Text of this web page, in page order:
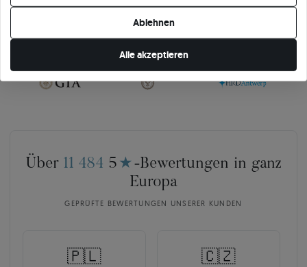
Edelmetalls. Das SAVICKI-Zertifikat ist nicht nur eine formelle Bestätigung der
Qualität, sondern auch ein Beweis für die Kunstfertigkeit, Präzision und
Verantwortung, mit der wir jedes Schmuckstück herstellen.
Über 11 484 5 ★ -Bewertungen in ganz
Europa
GEPRÜFTE BEWERTUNGEN UNSERER KUNDEN
🇵🇱 🇨🇿
Ihre Cookie-Einstellungen ändern.
Ablehnen
Alle akzeptieren